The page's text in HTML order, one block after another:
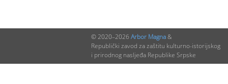
© 2020–2026 Arbor Magna&
Republički zavod za zaštitu kulturno-istorijskog
i prirodnog nasljeđa Republike Srpske